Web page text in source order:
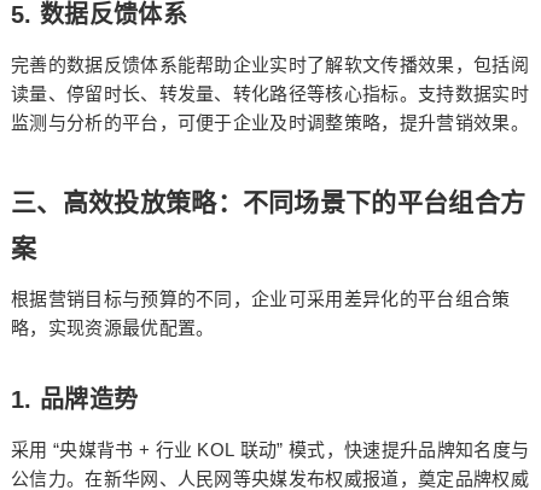
5. 数据反馈体系
完善的数据反馈体系能帮助企业实时了解软文传播效果，包括阅
读量、停留时长、转发量、转化路径等核心指标。支持数据实时
监测与分析的平台，可便于企业及时调整策略，提升营销效果。
三、高效投放策略：不同场景下的平台组合方
案
根据营销目标与预算的不同，企业可采用差异化的平台组合策
略，实现资源最优配置。
1. 品牌造势
采用 “央媒背书 + 行业 KOL 联动”模式，快速提升品牌知名度与
公信力。在新华网、人民网等央媒发布权威报道，奠定品牌权威